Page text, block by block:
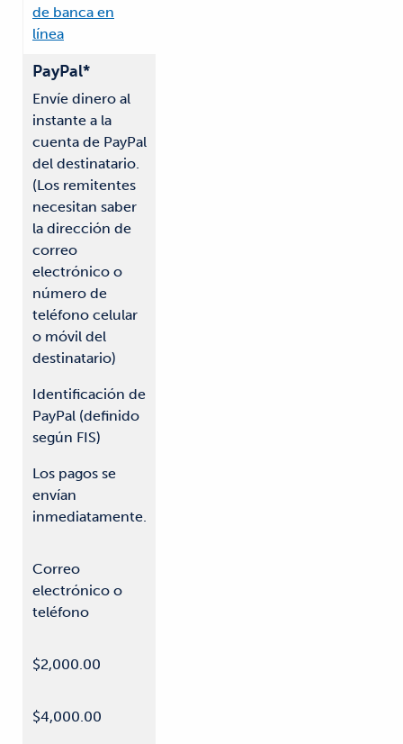
de banca en
línea
PayPal*
Envíe dinero al
instante a la
cuenta de PayPal
del destinatario.
(Los remitentes
necesitan saber
la dirección de
correo
electrónico o
número de
teléfono celular
o móvil del
destinatario)
Identificación de
PayPal (definido
según FIS)
Los pagos se
envían
inmediatamente.
Correo
electrónico o
teléfono
$2,000.00
$4,000.00